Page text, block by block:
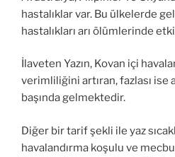
hastalıklar var. Bu ülkelerde
hastalıkları arı ölümlerinde
İlaveten Yazın, Kovan içi
verimliliğini artıran, fazlası ise
başında gelmektedir.
Diğer bir tarif şekli ile yaz
havalandırma koşulu ve